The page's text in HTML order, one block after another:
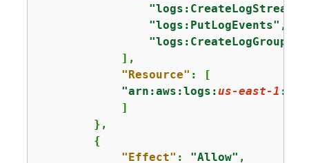
"logs:CreateLogStream"
"logs:PutLogEvents" ,
"logs:CreateLogGroup"
            ],
"Resource" : [
"arn:aws:logs:us-east-1 :
            ]
        },
{
"Effect" : "Allow" ,